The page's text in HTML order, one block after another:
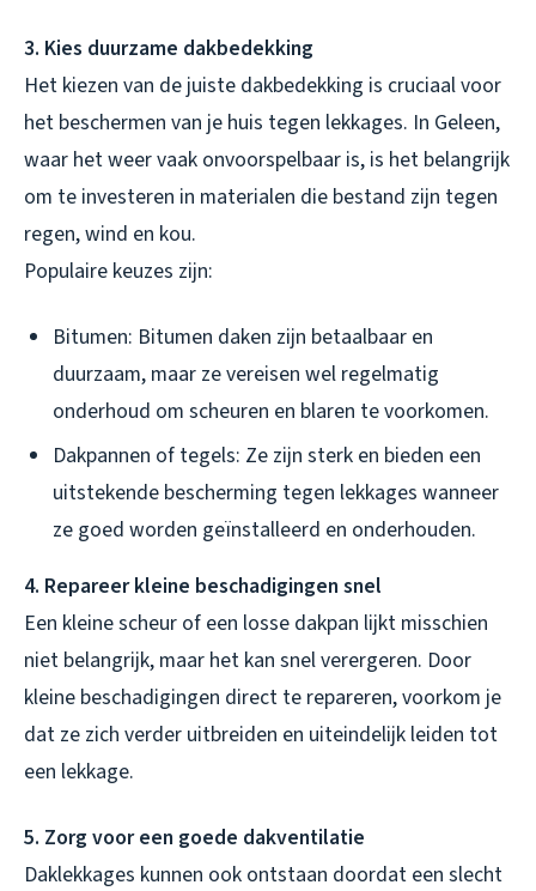
3. Kies duurzame dakbedekking
Het kiezen van de juiste dakbedekking is cruciaal voor
het beschermen van je huis tegen lekkages. In Geleen,
waar het weer vaak onvoorspelbaar is, is het belangrijk
om te investeren in materialen die bestand zijn tegen
regen, wind en kou.
Populaire keuzes zijn:
Bitumen: Bitumen daken zijn betaalbaar en
duurzaam, maar ze vereisen wel regelmatig
onderhoud om scheuren en blaren te voorkomen.
Dakpannen of tegels: Ze zijn sterk en bieden een
uitstekende bescherming tegen lekkages wanneer
ze goed worden geïnstalleerd en onderhouden.
4. Repareer kleine beschadigingen snel
Een kleine scheur of een losse dakpan lijkt misschien
niet belangrijk, maar het kan snel verergeren. Door
kleine beschadigingen direct te repareren, voorkom je
dat ze zich verder uitbreiden en uiteindelijk leiden tot
een lekkage.
5. Zorg voor een goede dakventilatie
Daklekkages kunnen ook ontstaan doordat een slecht